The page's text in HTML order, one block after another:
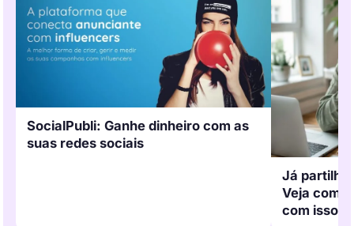
SocialPubli: Ganhe dinheiro com as
suas redes sociais
Já partilha
Veja como
com isso